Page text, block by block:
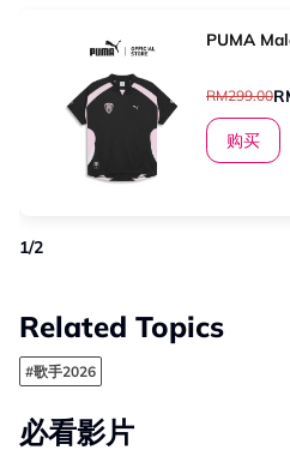
PUMA
RM299.00
购买
1/2
Related Topics
#歌手2026
必看影片